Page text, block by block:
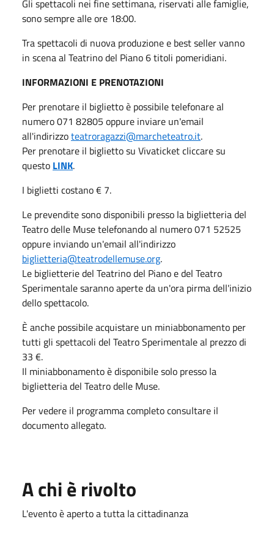
Gli spettacoli nei fine settimana, riservati alle famiglie,
sono sempre alle ore 18:00.
Tra spettacoli di nuova produzione e best seller vanno
in scena al Teatrino del Piano 6 titoli pomeridiani.
INFORMAZIONI E PRENOTAZIONI
Per prenotare il biglietto è possibile telefonare al
numero 071 82805 oppure inviare un'email
all'indirizzoteatroragazzi@marcheteatro.it.
Per prenotare il biglietto su Vivaticket cliccare su
questo LINK.
I biglietti costano € 7.
Le prevendite sono disponibili presso la biglietteria del
Teatro delle Muse telefonando al numero 071 52525
oppure inviando un'email all'indirizzo
biglietteria@teatrodellemuse.org.
Le biglietterie del Teatrino del Piano e del Teatro
Sperimentale saranno aperte da un'ora pirma dell'inizio
dello spettacolo.
È anche possibile acquistare un miniabbonamento per
tutti gli spettacoli del Teatro Sperimentale al prezzo di
33 €.
Il miniabbonamento è disponibile solo presso la
biglietteria del Teatro delle Muse.
Per vedere il programma completo consultare il
documento allegato.
A chi è rivolto
L'evento è aperto a tutta la cittadinanza